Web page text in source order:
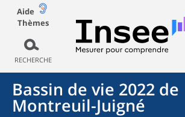
Aide
Thèmes
RECHERCHE
Bassin de vie 2022 de
Montreuil-Juigné